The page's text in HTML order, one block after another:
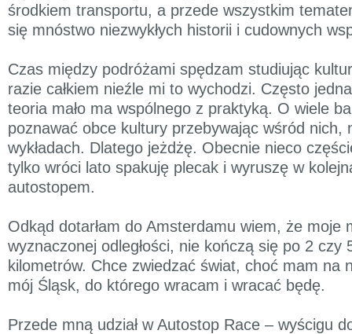
środkiem transportu, a przede wszystkim
się mnóstwo niezwykłych historii i cudownych
Czas między podróżami spędzam studiując
razie całkiem nieźle mi to wychodzi. Często
teoria mało ma wspólnego z praktyką. O wiele
poznawać obce kultury przebywając wśród nich,
wykładach. Dlatego jeżdżę. Obecnie nieco
tylko wróci lato spakuję plecak i wyruszę w
autostopem.
Odkąd dotarłam do Amsterdamu wiem, że moje
wyznaczonej odległości, nie kończą się po 2 czy
kilometrów. Chce zwiedzać świat, choć mam na
mój Śląsk, do którego wracam i wracać będę.
Przede mną udział w Autostop Race – wyścigu